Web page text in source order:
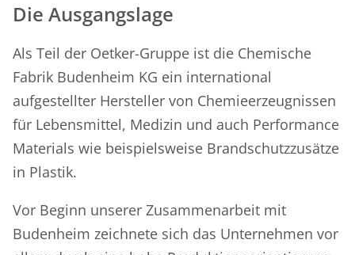
Die Ausgangslage
Als Teil der Oetker-Gruppe ist die Chemische
Fabrik Budenheim KG ein international
aufgestellter Hersteller von Chemieerzeugnissen
für Lebensmittel, Medizin und auch Performance
Materials wie beispielsweise Brandschutzzusätze
in Plastik.
Vor Beginn unserer Zusammenarbeit mit
Budenheim zeichnete sich das Unternehmen vor